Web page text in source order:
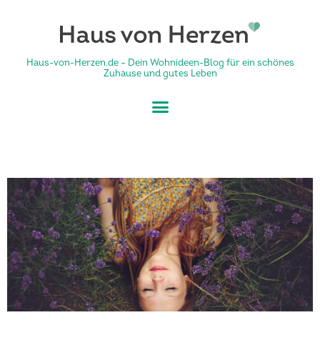
Haus-von-Herzen.de – Dein Wohnideen-Blog für ein schönes
Zuhause und gutes Leben